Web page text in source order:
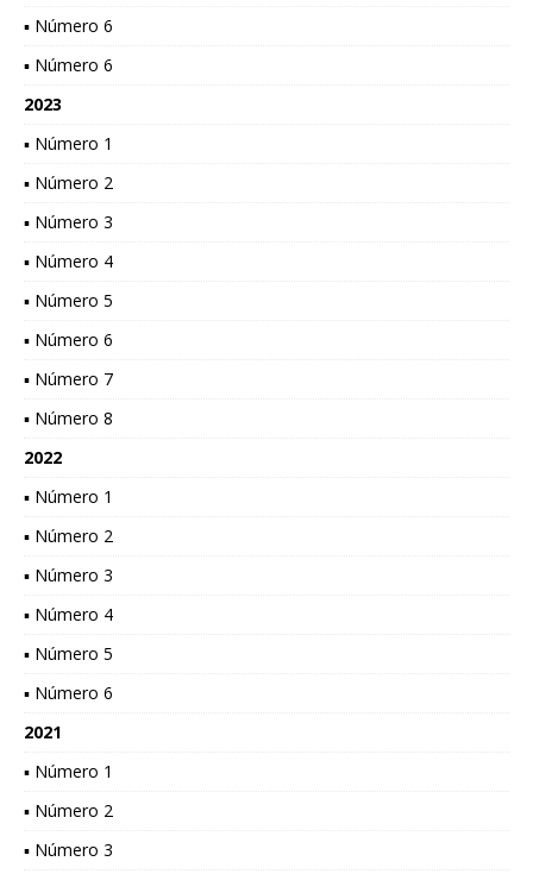
▪ Número 6
▪ Número 6
2023
▪ Número 1
▪ Número 2
▪ Número 3
▪ Número 4
▪ Número 5
▪ Número 6
▪ Número 7
▪ Número 8
2022
▪ Número 1
▪ Número 2
▪ Número 3
▪ Número 4
▪ Número 5
▪ Número 6
2021
▪ Número 1
▪ Número 2
▪ Número 3